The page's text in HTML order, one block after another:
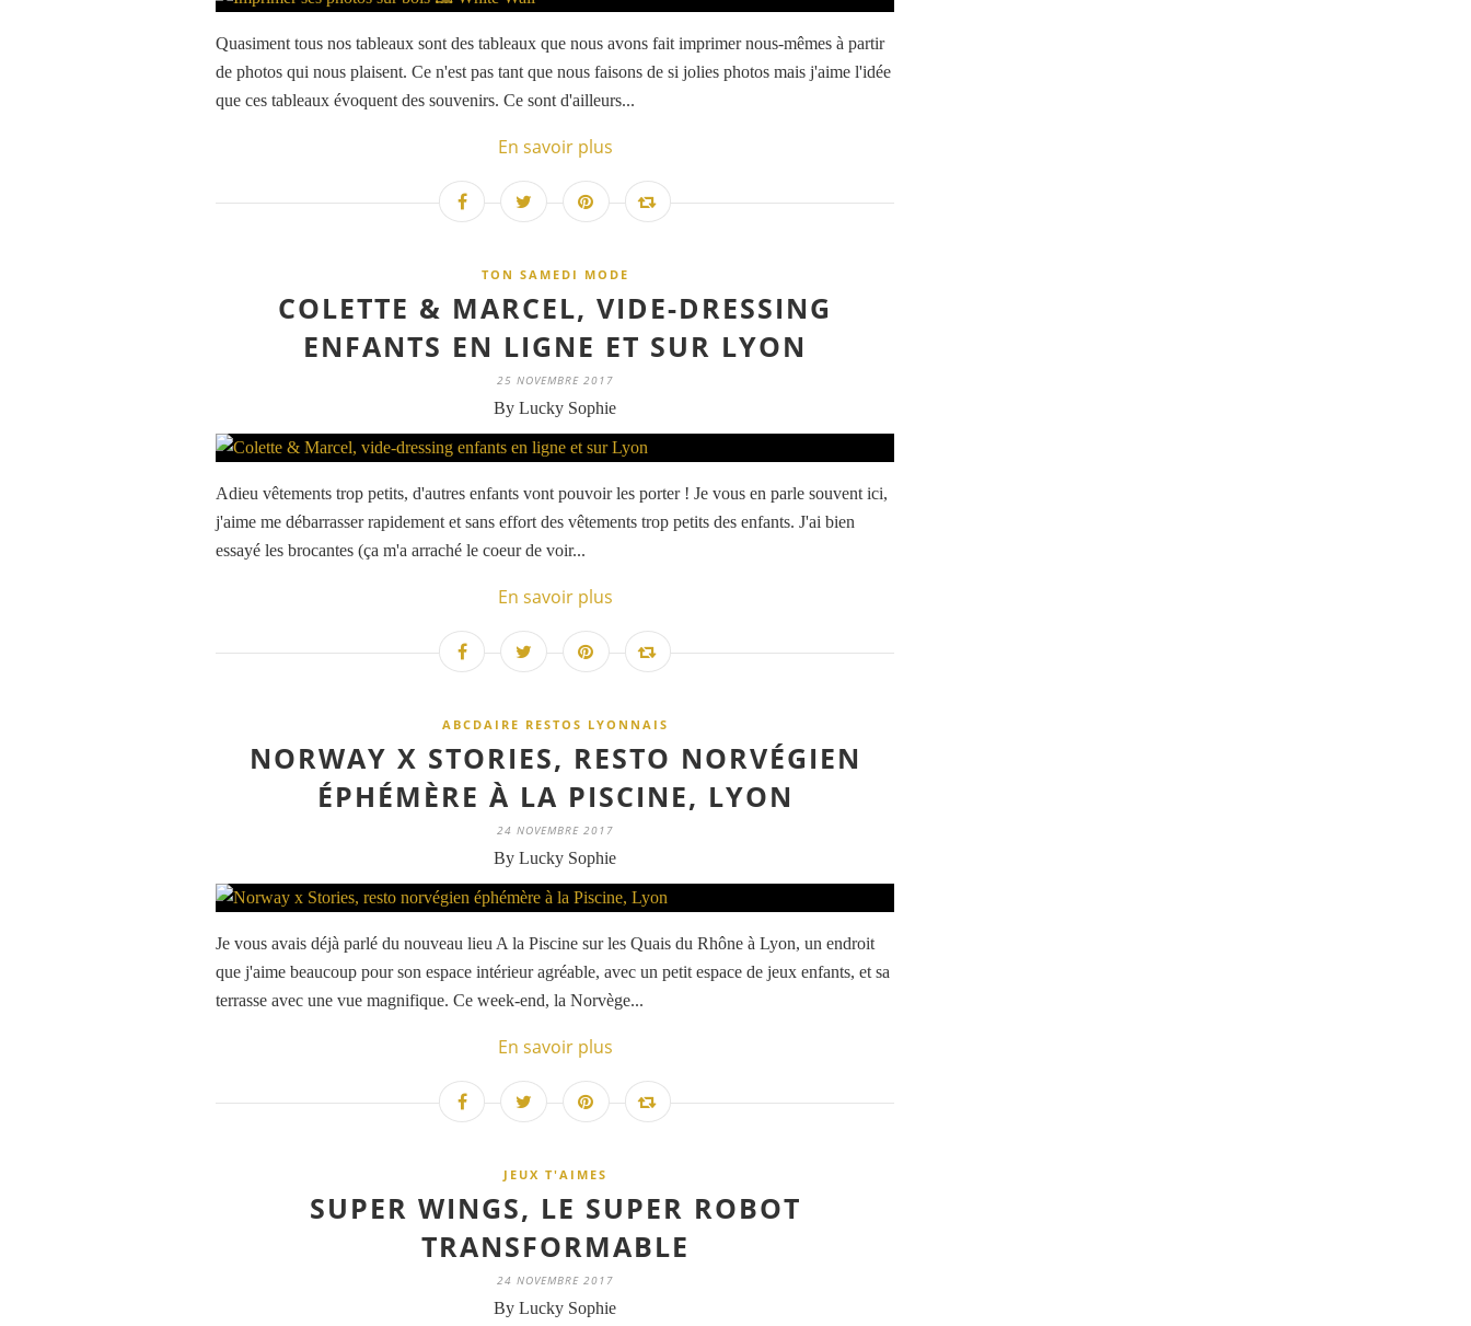
Quasiment tous nos tableaux sont des tableaux que nous avons fait imprimer nous-mêmes à partir
de photos qui nous plaisent. Ce n'est pas tant que nous faisons de si jolies photos mais j'aime l'idée
que ces tableaux évoquent des souvenirs. Ce sont d'ailleurs...
En savoir plus
TON SAMEDI MODE
COLETTE & MARCEL, VIDE-DRESSING
ENFANTS EN LIGNE ET SUR LYON
25 NOVEMBRE 2017
By Lucky Sophie
Adieu vêtements trop petits, d'autres enfants vont pouvoir les porter ! Je vous en parle souvent ici,
j'aime me débarrasser rapidement et sans effort des vêtements trop petits des enfants. J'ai bien
essayé les brocantes (ça m'a arraché le coeur de voir...
En savoir plus
ABCDAIRE RESTOS LYONNAIS
NORWAY X STORIES, RESTO NORVÉGIEN
ÉPHÉMÈRE À LA PISCINE, LYON
24 NOVEMBRE 2017
By Lucky Sophie
Je vous avais déjà parlé du nouveau lieu A la Piscine sur les Quais du Rhône à Lyon, un endroit
que j'aime beaucoup pour son espace intérieur agréable, avec un petit espace de jeux enfants, et sa
terrasse avec une vue magnifique. Ce week-end, la Norvège...
En savoir plus
JEUX T'AIMES
SUPER WINGS, LE SUPER ROBOT
TRANSFORMABLE
24 NOVEMBRE 2017
By Lucky Sophie